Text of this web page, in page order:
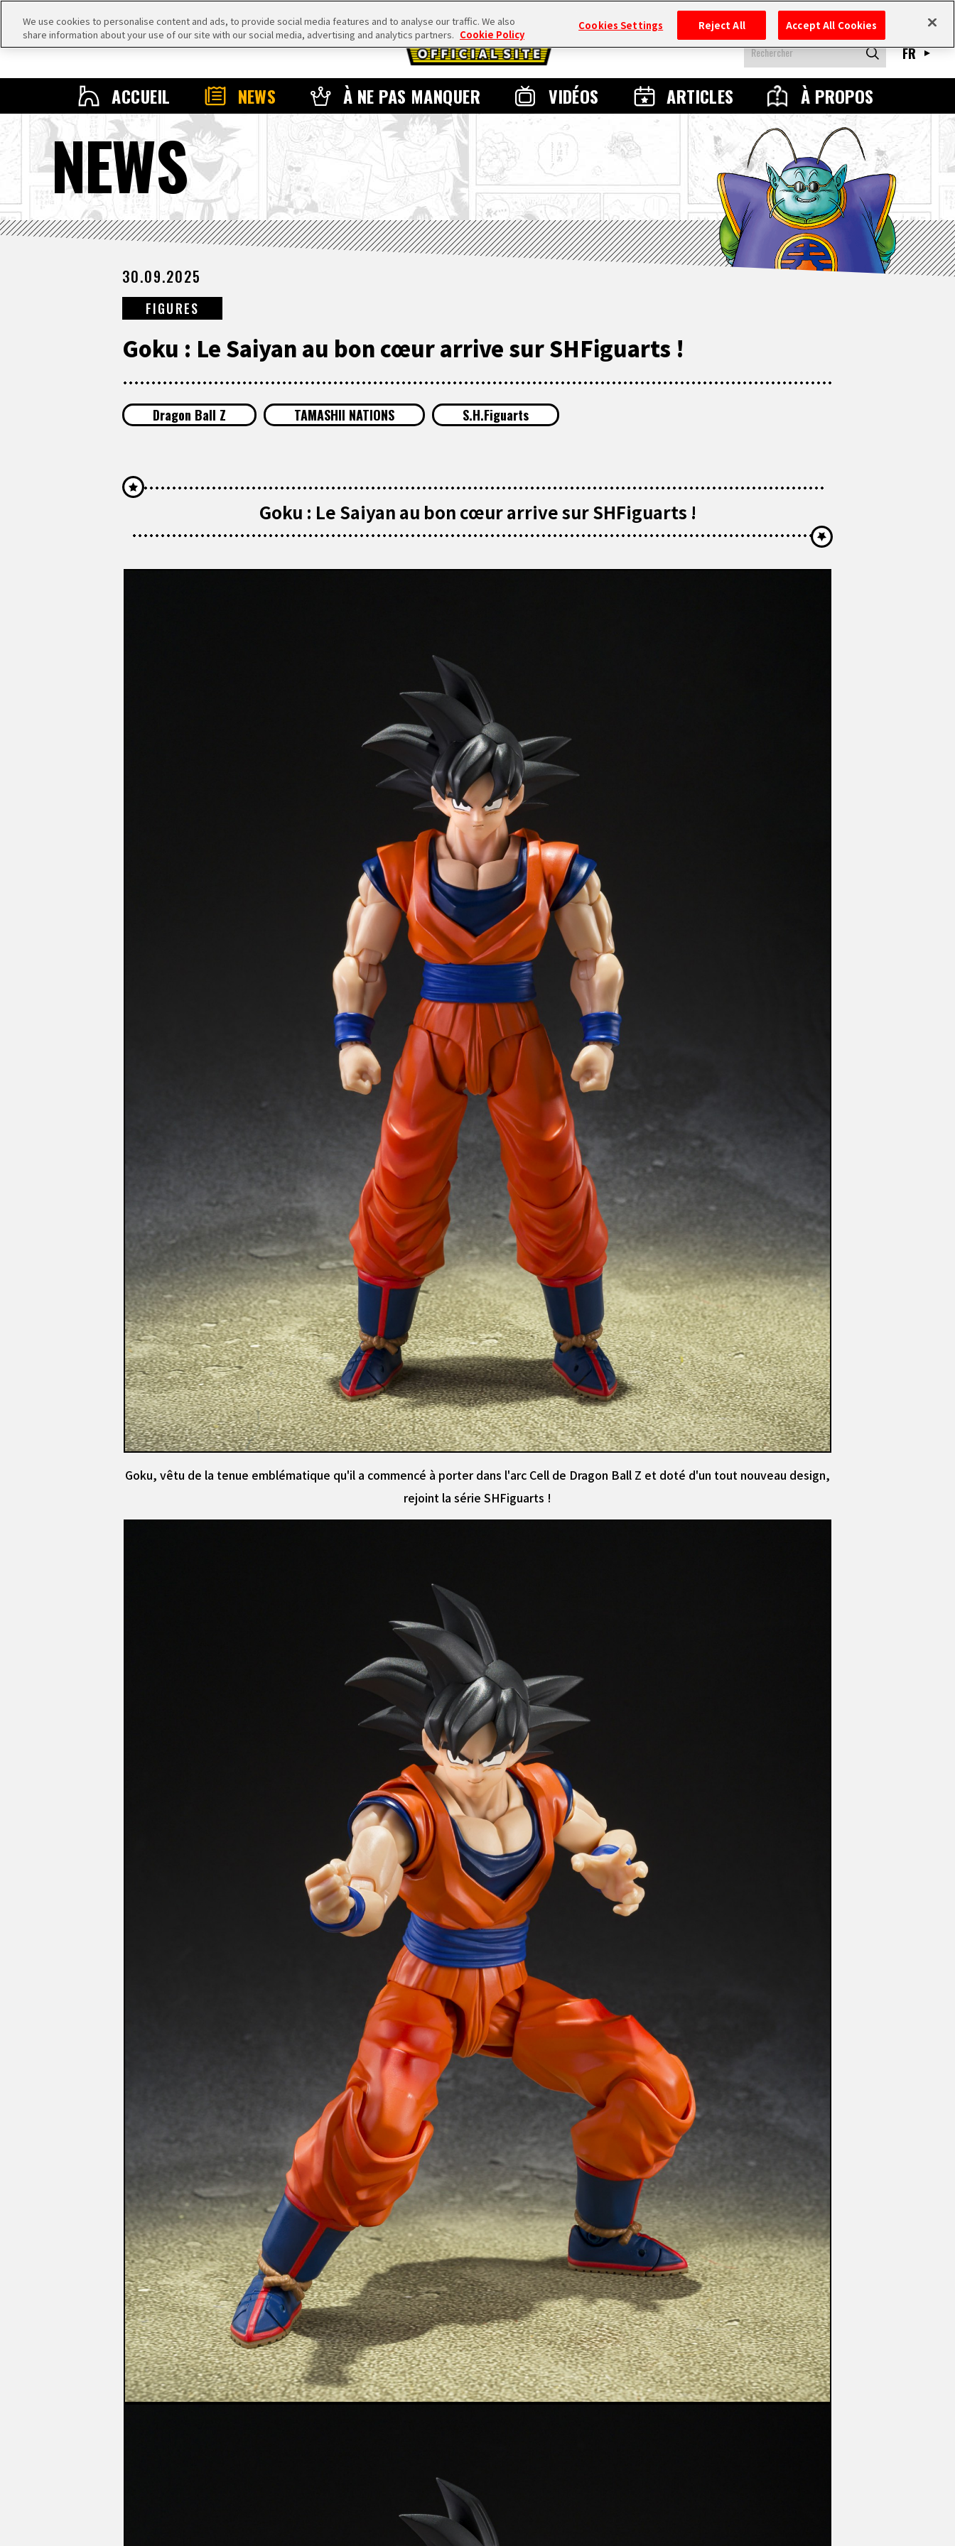
ACCUEIL NEWS À NE PAS MANQUER VIDÉOS ARTICLES À PROPOS
FR
NEWS
30.09.2025
FIGURES
Goku : Le Saiyan au bon cœur arrive sur SHFiguarts !
Dragon Ball Z TAMASHII NATIONS S.H.Figuarts
Goku : Le Saiyan au bon cœur arrive sur SHFiguarts !
Goku, vêtu de la tenue emblématique qu'il a commencé à porter dans l'arc Cell de Dragon Ball Z et doté d'un tout nouveau design,
rejoint la série SHFiguarts !
We use cookies to personalise content and ads, to provide social media features and to analyse our traffic. We also
share information about your use of our site with our social media, advertising and analytics partners. Cookie Policy
Cookies Settings Reject All Accept All Cookies